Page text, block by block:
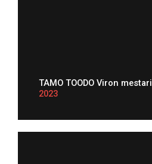
TAMO TOODO Viron mestari
2023